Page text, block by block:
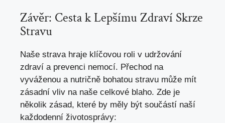
Závěr: Cesta k Lepšímu Zdraví Skrze
Stravu
Naše strava hraje klíčovou roli v udržování
zdraví a prevenci nemocí. Přechod na
vyváženou a nutričně bohatou stravu může mít
zásadní vliv na naše celkové blaho. Zde je
několik zásad, které by měly být součástí naší
každodenní životosprávy: